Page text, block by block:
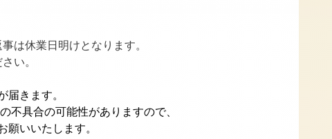
は休業日明けとなります。
い。
届きます。
不具合の可能性がありますので、
願いいたします。